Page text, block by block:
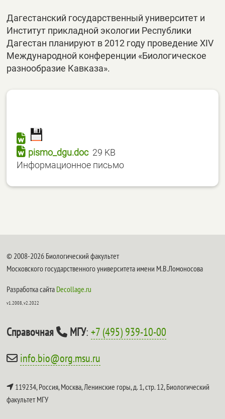
Дагестанский государственный университет и
Институт прикладной экологии Республики
Дагестан планируют в 2012 году проведение XIV
Международной конференции «Биологическое
разнообразие Кавказа».
pismo_dgu.doc29 KB
Информационное письмо
© 2008-2026 Биологический факультет
Московского государственного университета имени М.В.Ломоносова
Разработка сайта Decollage.ru
v1.2008, v2.2022
Справочная МГУ:+7 (495) 939-10-00
info.bio@org.msu.ru
119234, Россия, Москва, Ленинские горы, д. 1, стр. 12,Биологический
факультет МГУ